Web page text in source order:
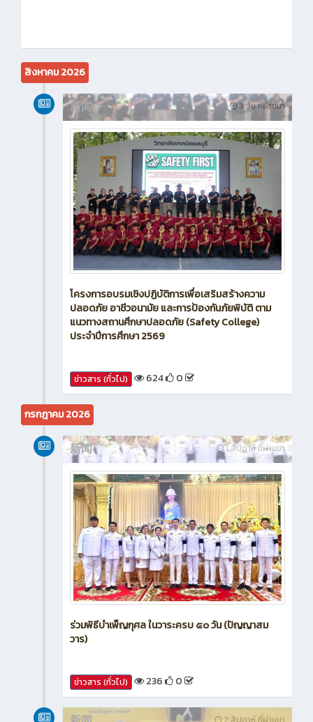
สิงหาคม 2026
3 วัน ที่ผ่านมา
新闻
โครงการอบรมเชิงปฏิบัติการเพื่อเสริมสร้างความ
ปลอดภัย อาชีวอนามัย และการป้องกันภัยพิบัติ ตาม
แนวทางสถานศึกษาปลอดภัย (Safety College)
ประจำปีการศึกษา 2569
ข่าวสาร (ทั่วไป) 624 0
กรกฎาคม 2026
1 สัปดาห์ ที่ผ่านมา
新闻
ร่วมพิธีบำเพ็ญกุศล ในวาระครบ ๕๐ วัน (ปัญญาสม
วาร)
ข่าวสาร (ทั่วไป) 236 0